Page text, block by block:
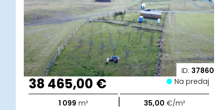
ID: 37860
38 465,00 € Na predaj
1 099 m² | 35,00 €/m²